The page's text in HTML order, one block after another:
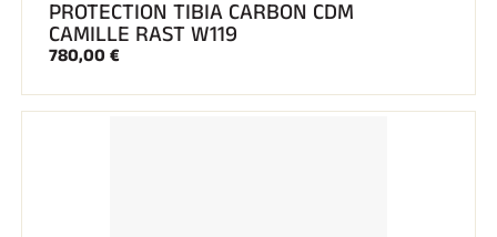
PROTECTION TIBIA CARBON CDM
CAMILLE RAST W119
780,00 €